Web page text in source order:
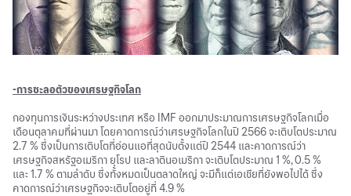
-การชะลอตัวของเศรษฐกิจโลก
กองทุนการเงินระหว่างประเทศ หรือ IMF ออกมาประมาณการเศรษฐกิจโลกเมื่อ
เดือนตุลาคมที่ผ่านมา โดยคาดการณ์ว่าเศรษฐกิจโลกในปี 2566 จะเติบโตประมาณ
2.7 % ซึ่งเป็นการเติบโตที่อ่อนแอที่สุดนับตั้งแต่ปี 2544 และคาดการณ์ว่า
เศรษฐกิจสหรัฐอเมริกา ยุโรป และลาตินอเมริกา จะเติบโตประมาณ 1 %, 0.5 %
และ 1.7 % ตามลำดับ ซึ่งทั้งหมดเป็นตลาดใหญ่ จะมีก็แต่เอเชียที่ยังพอไปได้ ซึ่ง
คาดการณ์ว่าเศรษฐกิจจะเติบโตอยู่ที่ 4.9 %